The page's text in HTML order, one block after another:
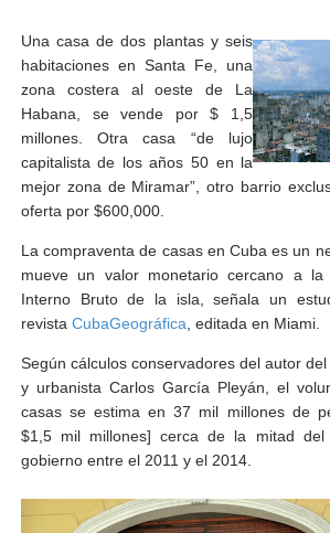
Una casa de dos plantas y seis
habitaciones en Santa Fe, una
zona costera al oeste de La
Habana, se vende por $ 1,5
millones. Otra casa “de lujo
capitalista de los años 50 en la
mejor zona de Miramar”, otro barrio
oferta por $600,000.
La compraventa de casas en Cuba es un
mueve un valor monetario cercano a la
Interno Bruto de la isla, señala un
revista CubaGeográfica , editada en Miami.
Según cálculos conservadores del autor
y urbanista Carlos García Pleyán, el
casas se estima en 37 mil millones de
$1,5 mil millones] cerca de la mitad
gobierno entre el 2011 y el 2014.